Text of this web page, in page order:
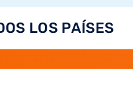
LOS PAÍSES